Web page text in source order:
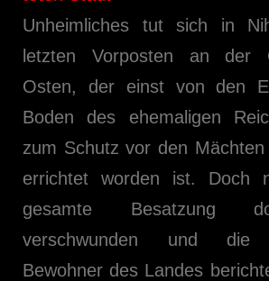
Unheimliches tut sich in
letzten Vorposten an der
Osten, der einst von den
Boden des ehemaligen
zum Schutz vor den
errichtet worden ist. Doch
gesamte Besatzung
verschwunden und die
Bewohner des Landes